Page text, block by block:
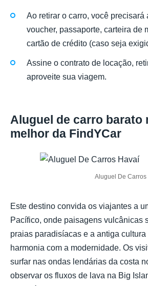
Ao retirar o carro, você precisará
voucher, passaporte, carteira de
cartão de crédito (caso seja
Assine o contrato de locação,
aproveite sua viagem.
Aluguel de carro barato
melhor da FindYCar
Aluguel De Carros
Este destino convida os viajantes a
Pacífico, onde paisagens vulcânicas
praias paradisíacas e a antiga
harmonia com a modernidade. Os
surfar nas ondas lendárias da costa
observar os fluxos de lava na Big